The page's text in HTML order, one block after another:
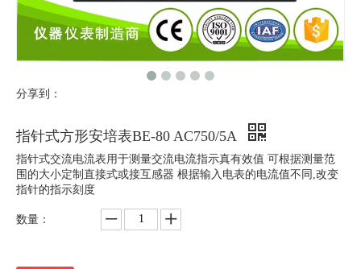
分享到：
指针式方形安培表BE-80 AC750/5A
指针式交流电流表用于测量交流电流指示真有效值 可根据测量范
围的大小定制直接式或接互感器 根据输入电表的电流值不同,改变
指针的指示刻度
数量：